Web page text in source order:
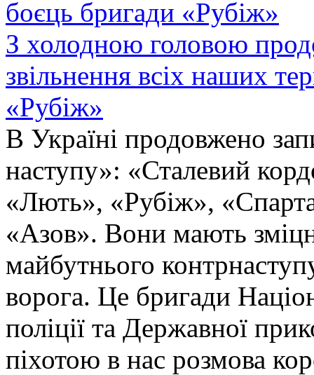
З холодною головою
звільнення всіх наших
«Рубіж»
В Україні продовжено
наступу»: «Сталевий
«Лють», «Рубіж»,
«Азов». Вони мають
майбутнього
ворога. Це бригади
поліції та Державної
піхотою в нас розмова